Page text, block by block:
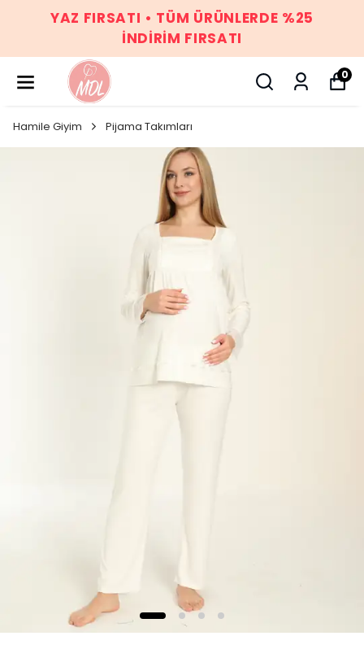
YAZ FIRSATI • TÜM ÜRÜNLERDE %25
İNDİRİM FIRSATI
0
Hamile Giyim Pijama Takımları